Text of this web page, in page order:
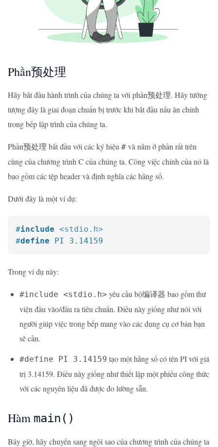
Phần预处理
Hãy bắt đầu hành trình của chúng ta với phần预处理. Hãy tưởng
tượng đây là giai đoạn chuẩn bị trước khi bắt đầu nấu ăn chính
trong bếp lập trình của chúng ta.
Phần预处理 bắt đầu với các ký hiệu # và nằm ở phần rất trên
cùng của chương trình C của chúng ta. Công việc chính của nó là
bao gồm các tệp header và định nghĩa các hằng số.
Dưới đây là một ví dụ:
#include <stdio.h>
#define PI 3.14159
Trong ví dụ này:
#include <stdio.h> yêu cầu bộ编译器 bao gồm thư
viện đầu vào/đầu ra tiêu chuẩn. Điều này giống như nói với
người giúp việc trong bếp mang vào các dụng cụ cơ bản bạn
sẽ cần.
#define PI 3.14159 tạo một hằng số có tên PI với giá
trị 3.14159. Điều này giống như thiết lập một phiếu công thức
với các nguyên liệu đã được đo lường sẵn.
Hàm main()
Bây giờ, hãy chuyển sang ngôi sao của chương trình của chúng ta